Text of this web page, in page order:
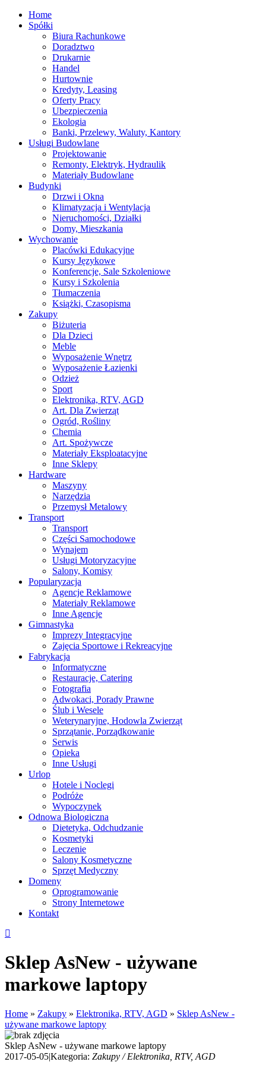
Home
Spółki
Biura Rachunkowe
Doradztwo
Drukarnie
Handel
Hurtownie
Kredyty, Leasing
Oferty Pracy
Ubezpieczenia
Ekologia
Banki, Przelewy, Waluty, Kantory
Usługi Budowlane
Projektowanie
Remonty, Elektryk, Hydraulik
Materiały Budowlane
Budynki
Drzwi i Okna
Klimatyzacja i Wentylacja
Nieruchomości, Działki
Domy, Mieszkania
Wychowanie
Placówki Edukacyjne
Kursy Językowe
Konferencje, Sale Szkoleniowe
Kursy i Szkolenia
Tłumaczenia
Książki, Czasopisma
Zakupy
Biżuteria
Dla Dzieci
Meble
Wyposażenie Wnętrz
Wyposażenie Łazienki
Odzież
Sport
Elektronika, RTV, AGD
Art. Dla Zwierząt
Ogród, Rośliny
Chemia
Art. Spożywcze
Materiały Eksploatacyjne
Inne Sklepy
Hardware
Maszyny
Narzędzia
Przemysł Metalowy
Transport
Transport
Części Samochodowe
Wynajem
Usługi Motoryzacyjne
Salony, Komisy
Popularyzacja
Agencje Reklamowe
Materiały Reklamowe
Inne Agencje
Gimnastyka
Imprezy Integracyjne
Zajęcia Sportowe i Rekreacyjne
Fabrykacja
Informatyczne
Restauracje, Catering
Fotografia
Adwokaci, Porady Prawne
Ślub i Wesele
Weterynaryjne, Hodowla Zwierząt
Sprzątanie, Porządkowanie
Serwis
Opieka
Inne Usługi
Urlop
Hotele i Noclegi
Podróże
Wypoczynek
Odnowa Biologiczna
Dietetyka, Odchudzanie
Kosmetyki
Leczenie
Salony Kosmetyczne
Sprzęt Medyczny
Domeny
Oprogramowanie
Strony Internetowe
Kontakt
Sklep AsNew - używane
markowe laptopy
Home » Zakupy » Elektronika, RTV, AGD » Sklep AsNew -
używane markowe laptopy
Sklep AsNew - używane markowe laptopy
2017-05-05|Kategoria: Zakupy / Elektronika, RTV, AGD